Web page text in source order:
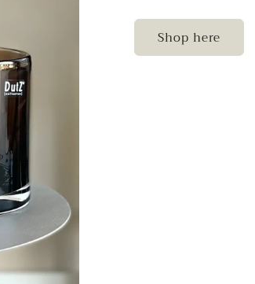
Shop here